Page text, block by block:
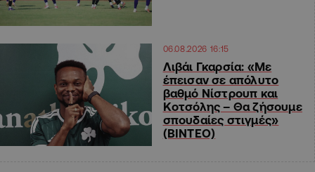
06.08.2026 16:15
Λιβάι Γκαρσία: «Με
έπεισαν σε απόλυτο
βαθμό Νίστρουπ και
Κοτσόλης – Θα ζήσουμε
σπουδαίες στιγμές»
(ΒΙΝΤΕΟ)